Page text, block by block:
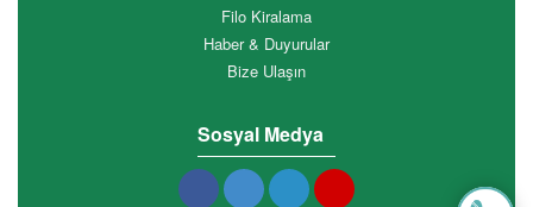
Filo Kiralama
Haber & Duyurular
Bize Ulaşın
Sosyal Medya